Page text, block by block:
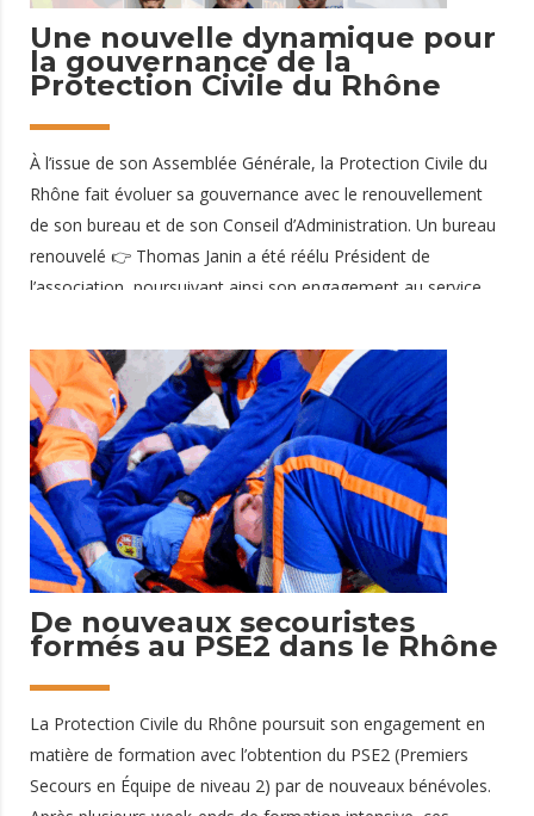
Une nouvelle dynamique pour
la gouvernance de la
Protection Civile du Rhône
À l’issue de son Assemblée Générale, la Protection Civile du
Rhône fait évoluer sa gouvernance avec le renouvellement
de son bureau et de son Conseil d’Administration. Un bureau
renouvelé 👉 Thomas Janin a été réélu Président de
l’association, poursuivant ainsi son engagement au service
rejoint le bureau en tant que Vice-Présidente, apportant son
expertise et son implication dans la vie associative. De
nouveaux membres au Conseil d’Administration L’association
a également le plaisir d’accueillir 6 nouveaux membres au
Conseil d’Administration : • Fabien Docquier• Mathieu
Geoffray• Rémy Gouthier• Marc Jamet• Elodie
31 mars 2026
De nouveaux secouristes
formés au PSE2 dans le Rhône
La Protection Civile du Rhône poursuit son engagement en
matière de formation avec l’obtention du PSE2 (Premiers
Secours en Équipe de niveau 2) par de nouveaux bénévoles.